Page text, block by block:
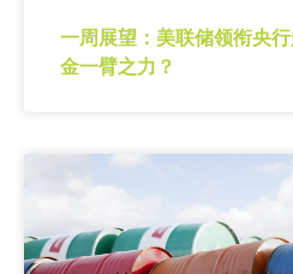
一周展望：美联储领衔央
金一臂之力？